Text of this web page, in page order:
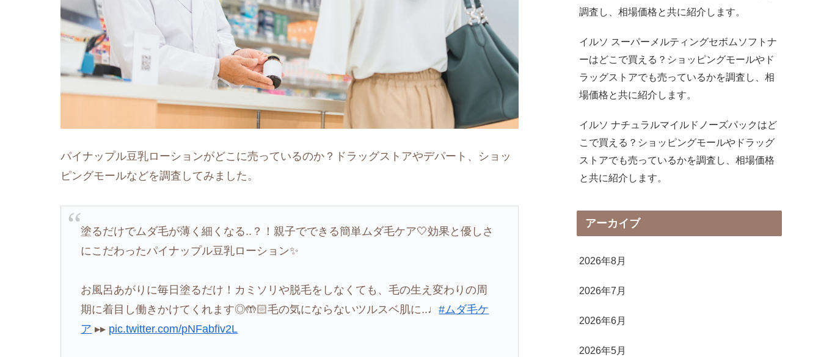
パイナップル豆乳ローションがどこに売っているのか？ドラッグストアやデパート、ショッ
ピングモールなどを調査してみました。
塗るだけでムダ毛が薄く細くなる..？！親子でできる簡単ムダ毛ケア🤍効果と優しさ
にこだわったパイナップル豆乳ローション✨
お風呂あがりに毎日塗るだけ！カミソリや脱毛をしなくても、毛の生え変わりの周
期に着目し働きかけてくれます◎🤲🏻毛の気にならないツルスベ肌に..♩#ムダ毛ケ
ア ▸▸ pic.twitter.com/pNFabfiv2L
調査し、相場価格と共に紹介します。
イルソ スーパーメルティングセボムソフトナ
ーはどこで買える？ショッピングモールやド
ラッグストアでも売っているかを調査し、相
場価格と共に紹介します。
イルソ ナチュラルマイルドノーズパックはど
こで買える？ショッピングモールやドラッグ
ストアでも売っているかを調査し、相場価格
と共に紹介します。
アーカイブ
2026年8月
2026年7月
2026年6月
2026年5月